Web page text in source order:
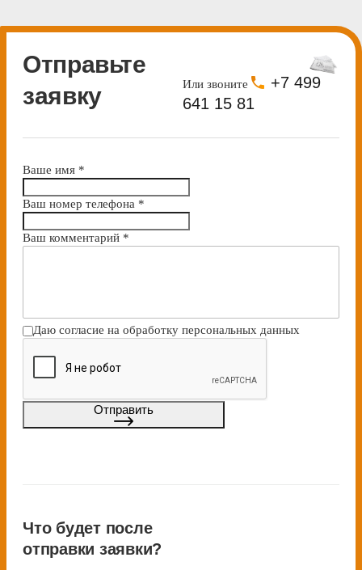
Отправьте
заявку
Или звоните
+7 499
641 15 81
Ваше имя *
Ваш номер телефона *
Bаш комментарий *
Даю согласие на обработку персональных данных
Отправить
Что будет после
отправки заявки?